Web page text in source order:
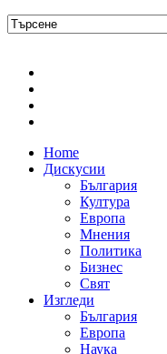
Home
Дискусии
България
Култура
Европа
Мнения
Политика
Бизнес
Свят
Изгледи
България
Европа
Наука